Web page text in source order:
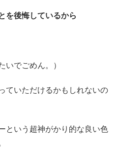
を後悔しているから
いでごめん。）
ていただけるかもしれないの
という超神がかり的な良い色